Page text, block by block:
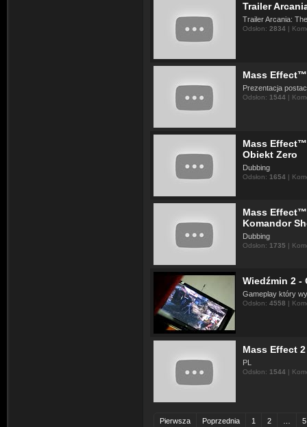
Trailer
Trailer Arcania:
Odsłon: 2834 |
Mass Effect™
Prezentacja
Odsłon: 1544 |
Mass
Obiekt Zero
Dubbing
Odsłon: 1654 |
Mass
Komandor
Dubbing
Odsłon: 1735 |
Wiedźmin 2 -
Gameplay który
Odsłon: 4558 |
Mass Effect
PL
Odsłon: 1544 |
Pierwsza Poprzednia 1 2 5